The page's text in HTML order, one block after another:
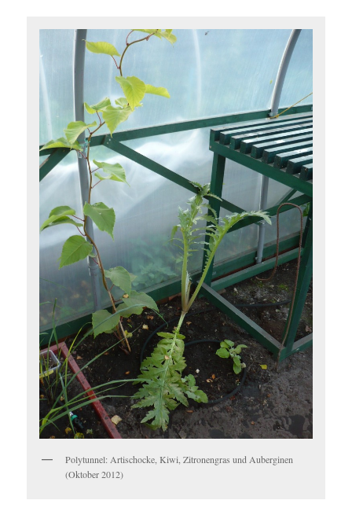
Polytunnel: Artischocke, Kiwi, Zitronengras und Auberginen
(Oktober 2012)